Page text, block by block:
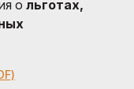
о льготах,